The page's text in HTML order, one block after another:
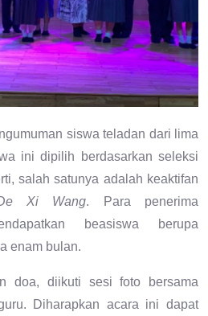
siswa teladan dari lima
ini dipilih berdasarkan seleksi
salah satunya adalah keaktifan
Xi Wang. Para penerima
beasiswa berupa
enam bulan.
doa, diikuti sesi foto bersama
Diharapkan acara ini dapat